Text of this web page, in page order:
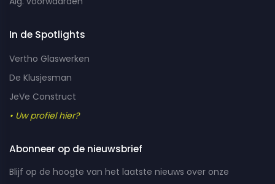
In de Spotlights
Vertho Glaswerken
De Klusjesman
JeVe Construct
• Uw profiel hier?
Abonneer op de nieuwsbrief
Blijf op de hoogte van het laatste nieuws over onze